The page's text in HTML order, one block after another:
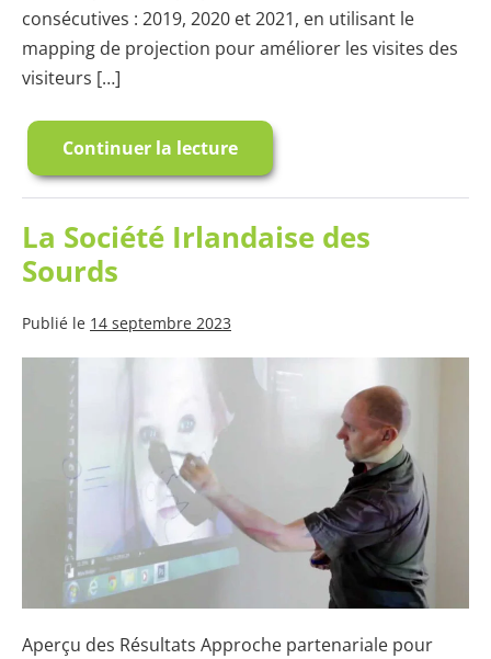
consécutives : 2019, 2020 et 2021, en utilisant le
mapping de projection pour améliorer les visites des
visiteurs […]
Continuer la lecture
EPIC
Museum:
Transformer
patrimoine
avec
projection
La Société Irlandaise des
Sourds
Publié le 14 septembre 2023
Société
Irlandaise
Sourds
Aperçu des Résultats Approche partenariale pour